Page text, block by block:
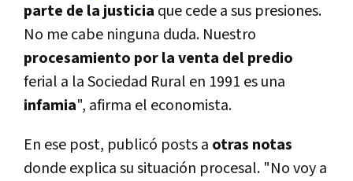
parte de la justicia que cede a sus presiones.
No me cabe ninguna duda. Nuestro
procesamiento por la venta del predio
ferial a la Sociedad Rural en 1991 es una
infamia", afirma el economista.
En ese post, publicó posts a otras notas
donde explica su situación procesal. "No voy a